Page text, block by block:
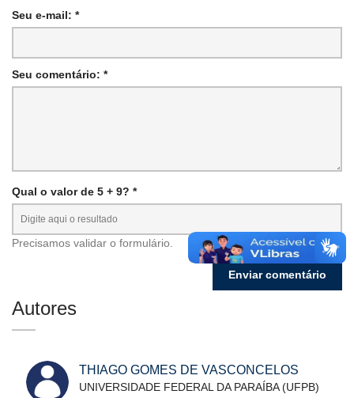
Seu e-mail: *
Seu comentário: *
Qual o valor de 5 + 9? *
Precisamos validar o formulário.
Autores
THIAGO GOMES DE VASCONCELOS
UNIVERSIDADE FEDERAL DA PARAÍBA (UFPB)